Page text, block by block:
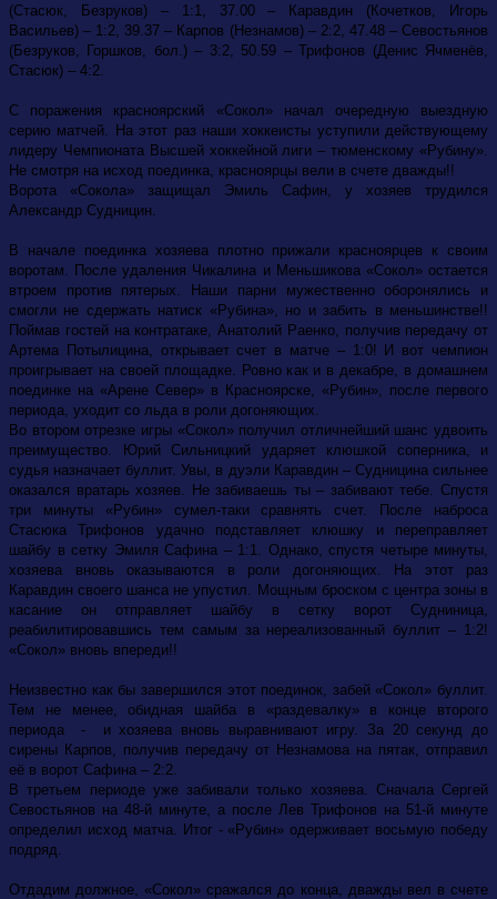
(Стасюк, Безруков) – 1:1, 37.00 – Каравдин (Кочетков, Игорь
Васильев) – 1:2, 39.37 – Карпов (Незнамов) – 2:2, 47.48 – Севостьянов
(Безруков, Горшков, бол.) – 3:2, 50.59 – Трифонов (Денис Ячменёв,
Стасюк) – 4:2.
С поражения красноярский «Сокол» начал очередную выездную
серию матчей. На этот раз наши хоккеисты уступили действующему
лидеру Чемпионата Высшей хоккейной лиги – тюменскому «Рубину».
Не смотря на исход поединка, красноярцы вели в счете дважды!!
Ворота «Сокола» защищал Эмиль Сафин, у хозяев трудился
Александр Судницин.
В начале поединка хозяева плотно прижали красноярцев к своим
воротам. После удаления Чикалина и Меньшикова «Сокол» остается
втроем против пятерых. Наши парни мужественно оборонялись и
смогли не сдержать натиск «Рубина», но и забить в меньшинстве!!
Поймав гостей на контратаке, Анатолий Раенко, получив передачу от
Артема Потылицина, открывает счет в матче – 1:0! И вот чемпион
проигрывает на своей площадке. Ровно как и в декабре, в домашнем
поединке на «Арене Север» в Красноярске, «Рубин», после первого
периода, уходит со льда в роли догоняющих.
Во втором отрезке игры «Сокол» получил отличнейший шанс удвоить
преимущество. Юрий Сильницкий ударяет клюшкой соперника, и
судья назначает буллит. Увы, в дуэли Каравдин – Судницина сильнее
оказался вратарь хозяев. Не забиваешь ты – забивают тебе. Спустя
три минуты «Рубин» сумел-таки сравнять счет. После наброса
Стасюка Трифонов удачно подставляет клюшку и переправляет
шайбу в сетку Эмиля Сафина – 1:1. Однако, спустя четыре минуты,
хозяева вновь оказываются в роли догоняющих. На этот раз
Каравдин своего шанса не упустил. Мощным броском с центра зоны в
касание он отправляет шайбу в сетку ворот Судниница,
реабилитировавшись тем самым за нереализованный буллит – 1:2!
«Сокол» вновь впереди!!
Неизвестно как бы завершился этот поединок, забей «Сокол» буллит.
Тем не менее, обидная шайба в «раздевалку» в конце второго
периода - и хозяева вновь выравнивают игру. За 20 секунд до
сирены Карпов, получив передачу от Незнамова на пятак, отправил
её в ворот Сафина – 2:2.
В третьем периоде уже забивали только хозяева. Сначала Сергей
Севостьянов на 48-й минуте, а после Лев Трифонов на 51-й минуте
определил исход матча. Итог - «Рубин» одерживает восьмую победу
подряд.
Отдадим должное, «Сокол» сражался до конца, дважды вел в счете